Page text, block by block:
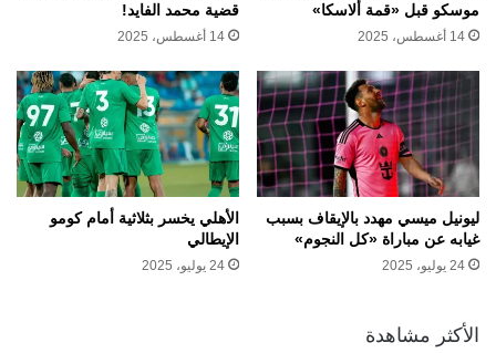
موسكو قبل «قمة ألاسكا»
14 أغسطس، 2025
قضية محمد الفايد!
14 أغسطس، 2025
ليونيل ميسي مهدد بالإيقاف بسبب
غيابه عن مباراة «كل النجوم»
24 يوليو، 2025
الأهلي يخسر بثلاثية أمام كومو
الإيطالي
24 يوليو، 2025
الأكثر مشاهدة